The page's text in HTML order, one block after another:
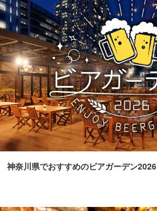
神奈川県でおすすめのビアガーデン2026